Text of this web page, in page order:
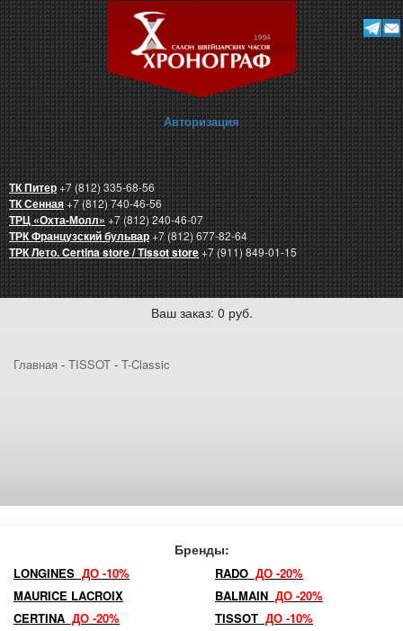
Авторизация
ТК Питер+7 (812) 335-68-56
ТК Сенная+7 (812) 740-46-56
ТРЦ «Охта-Молл»+7 (812) 240-46-07
ТРК Французский бульвар+7 (812) 677-82-64
ТРК Лето. Certina store / Tissot store+7 (911) 849-01-15
Ваш заказ: 0 руб.
Главная - TISSOT - T-Classic
Бренды:
LONGINES ДО -10% RADO ДО -20%
MAURICE LACROIX
BALMAIN ДО -20%
CERTINA ДО -20% TISSOT ДО -10%